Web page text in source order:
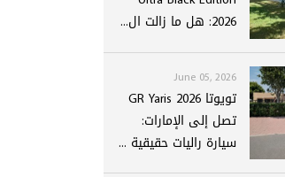
2026: هل ما زالت ال...
June 05, 2026
تويوتا GR Yaris 2026
تصل إلى الإمارات:
سيارة راليات حقيقية ...